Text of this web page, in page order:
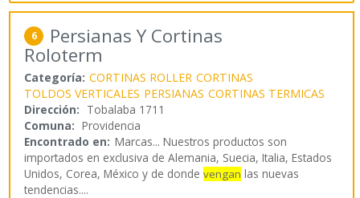
6 Persianas Y Cortinas
Roloterm
Categoría: CORTINAS ROLLER CORTINAS
TOLDOS VERTICALES PERSIANAS CORTINAS TERMICAS
Dirección: Tobalaba 1711
Comuna: Providencia
Encontrado en: Marcas...Nuestros productos son
importados en exclusiva de Alemania, Suecia, Italia, Estados
Unidos, Corea, México y de dondevengan las nuevas
tendencias....